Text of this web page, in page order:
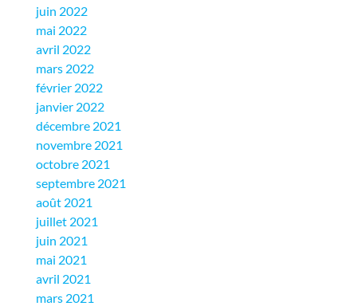
juin 2022
mai 2022
avril 2022
mars 2022
février 2022
janvier 2022
décembre 2021
novembre 2021
octobre 2021
septembre 2021
août 2021
juillet 2021
juin 2021
mai 2021
avril 2021
mars 2021